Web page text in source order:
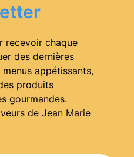
recevoir chaque
des dernières
appétissants,
produits
gourmandes.
de Jean Marie